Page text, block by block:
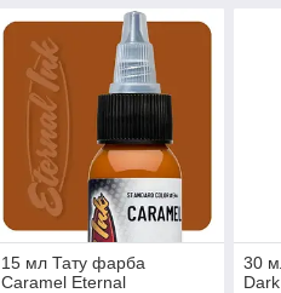
15 мл Тату фарба
Caramel Eternal
30